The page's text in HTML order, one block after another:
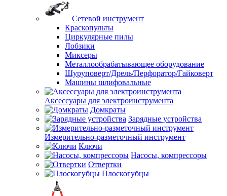
Сетевой инструмент
Краскопульты
Циркулярные пилы
Лобзики
Миксеры
Металлообрабатывающее оборудование
Шуруповерт/Дрель/Перфоратор/Гайковерт
Машины шлифовальные
Аксессуары для электроинструмента
Домкраты
Зарядные устройства
Измерительно-разметочный инструмент
Ключи
Насосы, компрессоры
Отвертки
Плоскогубцы